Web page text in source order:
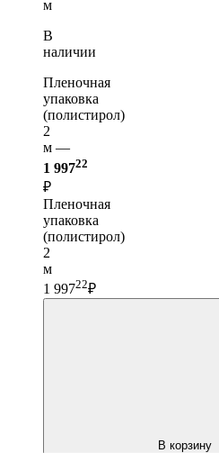
м
В
наличии
Пленочная
упаковка
(полистирол)
2
м —
1 99722
₽
Пленочная
упаковка
(полистирол)
2
м
1 99722₽
В корзину